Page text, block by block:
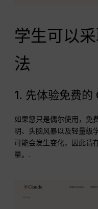
学生可以
法
1. 先体验免费
如果您只是偶尔使用，免
明、头脑风暴以及轻量级
可能会发生变化，因此请
量。.